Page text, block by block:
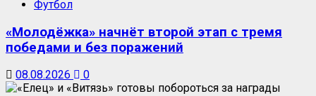
Футбол
«Молодёжка» начнёт второй этап с тремя
победами и без поражений
08.08.2026 0